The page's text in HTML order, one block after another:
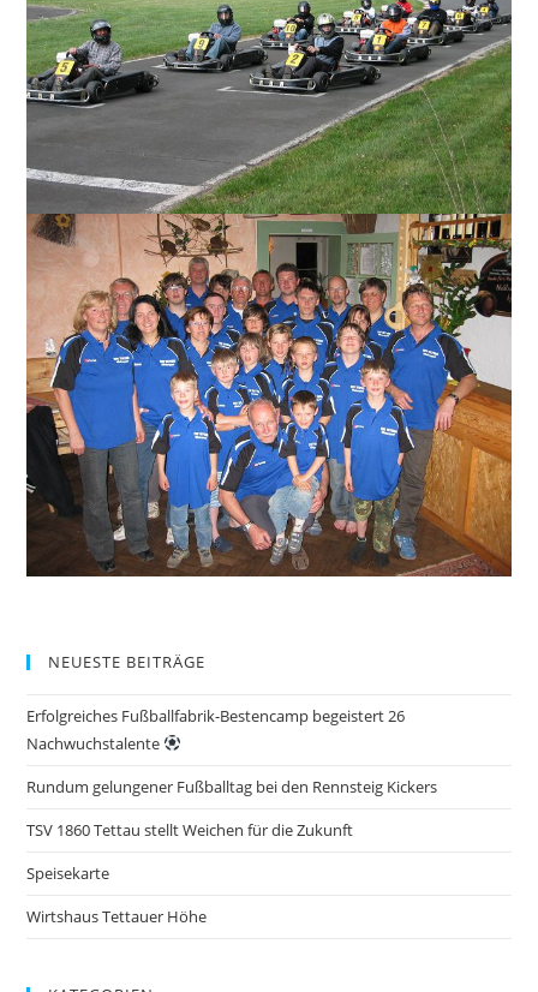
NEUESTE BEITRÄGE
Erfolgreiches Fußballfabrik-Bestencamp begeistert 26
Nachwuchstalente
Rundum gelungener Fußballtag bei den Rennsteig Kickers
TSV 1860 Tettau stellt Weichen für die Zukunft
Speisekarte
Wirtshaus Tettauer Höhe